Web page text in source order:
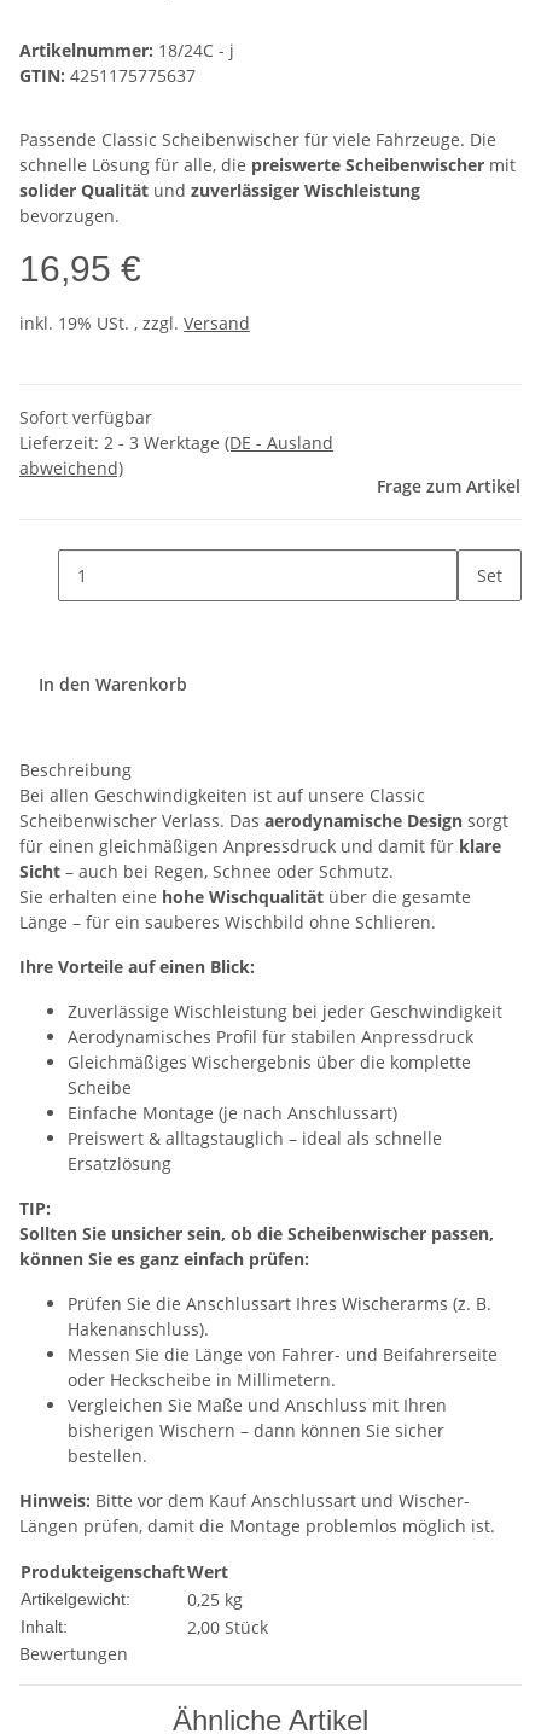
Artikelnummer: 18/24C - j
GTIN: 4251175775637
Passende Classic Scheibenwischer für viele Fahrzeuge. Die
schnelle Lösung für alle, die preiswerte Scheibenwischer mit
solider Qualität und zuverlässiger Wischleistung
bevorzugen.
16,95 €
inkl. 19% USt. , zzgl. Versand
Sofort verfügbar
Lieferzeit: 2 - 3 Werktage (DE - Ausland
abweichend)
Frage zum Artikel
Set
In den Warenkorb
Beschreibung
Bei allen Geschwindigkeiten ist auf unsere Classic
Scheibenwischer Verlass. Das aerodynamische Design sorgt
für einen gleichmäßigen Anpressdruck und damit für klare
Sicht – auch bei Regen, Schnee oder Schmutz.
Sie erhalten eine hohe Wischqualität über die gesamte
Länge – für ein sauberes Wischbild ohne Schlieren.
Ihre Vorteile auf einen Blick:
Zuverlässige Wischleistung bei jeder Geschwindigkeit
Aerodynamisches Profil für stabilen Anpressdruck
Gleichmäßiges Wischergebnis über die komplette
Scheibe
Einfache Montage (je nach Anschlussart)
Preiswert & alltagstauglich – ideal als schnelle
Ersatzlösung
TIP:
Sollten Sie unsicher sein, ob die Scheibenwischer passen,
können Sie es ganz einfach prüfen:
Prüfen Sie die Anschlussart Ihres Wischerarms (z. B.
Hakenanschluss).
Messen Sie die Länge von Fahrer- und Beifahrerseite
oder Heckscheibe in Millimetern.
Vergleichen Sie Maße und Anschluss mit Ihren
bisherigen Wischern – dann können Sie sicher
bestellen.
Hinweis: Bitte vor dem Kauf Anschlussart und Wischer-
Längen prüfen, damit die Montage problemlos möglich ist.
ProdukteigenschaftWert
Artikelgewicht: 0,25 kg
Inhalt:
2,00 Stück
Bewertungen
Ähnliche Artikel